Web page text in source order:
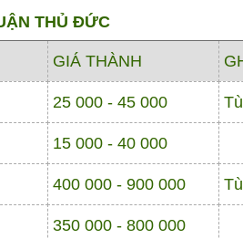
THỦ ĐỨC
GIÁ THÀNH
25 000 - 45 000
15 000 - 40 000
400 000 - 900 000
350 000 - 800 000